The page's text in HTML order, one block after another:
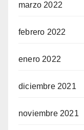
marzo 2022
febrero 2022
enero 2022
diciembre 2021
noviembre 2021